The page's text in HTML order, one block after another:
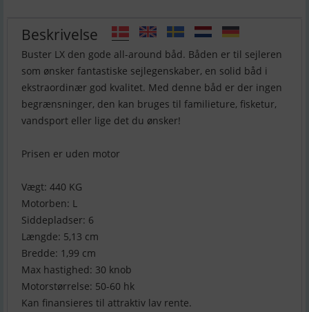
Beskrivelse
Buster LX den gode all-around båd. Båden er til sejleren
som ønsker fantastiske sejlegenskaber, en solid båd i
ekstraordinær god kvalitet. Med denne båd er der ingen
begrænsninger, den kan bruges til familieture, fisketur,
vandsport eller lige det du ønsker!
Prisen er uden motor
Vægt: 440 KG
Motorben: L
Siddepladser: 6
Længde: 5,13 cm
Bredde: 1,99 cm
Max hastighed: 30 knob
Motorstørrelse: 50-60 hk
Kan finansieres til attraktiv lav rente.